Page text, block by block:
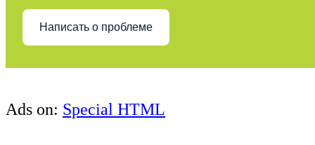
Написать о проблеме
Ads on: Special HTML